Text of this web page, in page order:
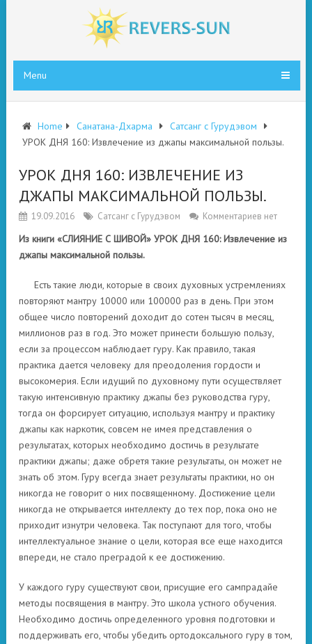
Menu
Home Санатана-Дхарма
Сатсанг с Гурудэвом
УРОК ДНЯ 160: Извлечение из джапы максимальной пользы.
УРОК ДНЯ 160: ИЗВЛЕЧЕНИЕ ИЗ
ДЖАПЫ МАКСИМАЛЬНОЙ ПОЛЬЗЫ.
19.09.2016 Сатсанг с Гурудэвом Комментариев нет
Из книги «СЛИЯНИЕ С ШИВОЙ» УРОК ДНЯ 160: Извлечение из
джапы максимальной пользы.
Есть такие люди, которые в своих духовных устремлениях
повторяют мантру 10000 или 100000 раз в день. При этом
общее число повторений доходит до сотен тысяч в месяц,
миллионов раз в год. Это может принести большую пользу,
если за процессом наблюдает гуру. Как правило, такая
практика дается человеку для преодоления гордости и
высокомерия. Если идущий по духовному пути осуществляет
такую интенсивную практику джапы без руководства гуру,
тогда он форсирует ситуацию, используя мантру и практику
джапы как наркотик, совсем не имея представления о
результатах, которых необходимо достичь в результате
практики джапы; даже обретя такие результаты, он может не
знать об этом. Гуру всегда знает результаты практики, но он
никогда не говорит о них посвященному. Достижение цели
никогда не открывается интеллекту до тех пор, пока оно не
приходит изнутри человека. Так поступают для того, чтобы
интеллектуальное знание о цели, которая все еще находится
впереди, не стало преградой к ее достижению.
У каждого гуру существуют свои, присущие его сампрадайе
методы посвящения в мантру. Это школа устного обучения.
Необходимо достичь определенного уровня подготовки и
поддерживать его, чтобы убедить ортодоксального гуру в том,